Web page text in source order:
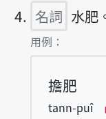
名詞 水肥
第4項釋義的
用例：
擔肥
tann-puî